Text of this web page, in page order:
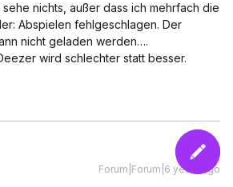
sehe nichts, außer dass ich mehrfach die
Abspielen fehlgeschlagen. Der
nicht geladen werden….
wird schlechter statt besser.
Forum|Forum|6 years ago